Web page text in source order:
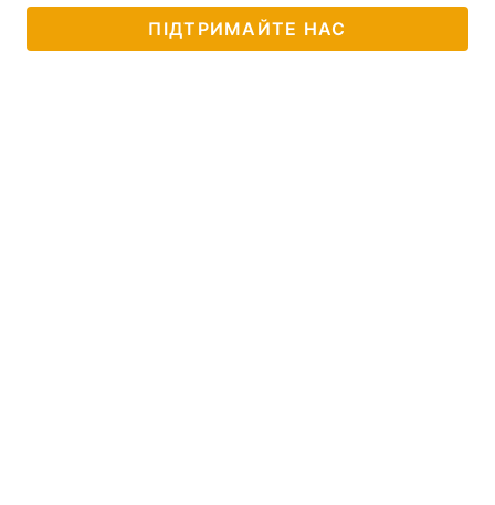
ПІДТРИМАЙТЕ НАС